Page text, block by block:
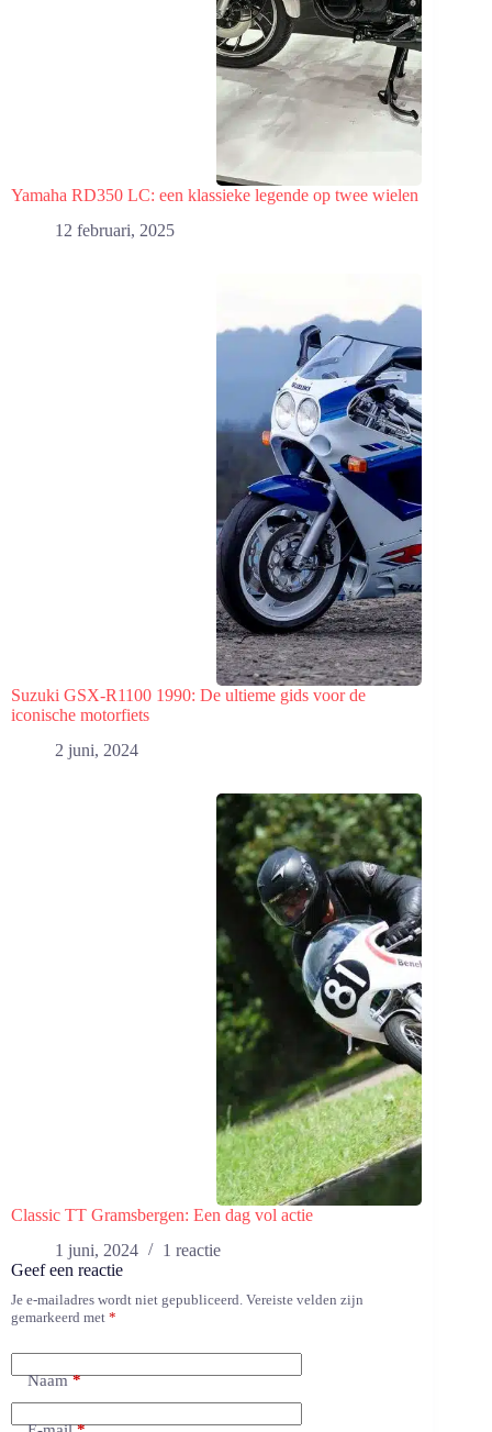
Yamaha RD350 LC: een klassieke legende op twee wielen
12 februari, 2025
Suzuki GSX-R1100 1990: De ultieme gids voor de
iconische motorfiets
2 juni, 2024
Classic TT Gramsbergen: Een dag vol actie
1 juni, 2024
1 reactie
Geef een reactie
Je e-mailadres wordt niet gepubliceerd. Vereiste velden zijn
gemarkeerd met *
Naam*